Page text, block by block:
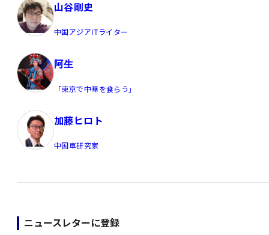
山谷剛史
中国アジアITライター
阿生
「東京で中華を食らう」
加藤ヒロト
中国車研究家
ニュースレターに登録